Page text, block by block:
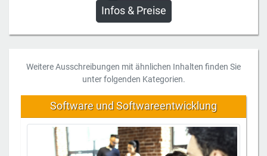
Infos & Preise
Weitere Ausschreibungen mit ähnlichen Inhalten finden Sie
unter folgenden Kategorien.
Software und Softwareentwicklung